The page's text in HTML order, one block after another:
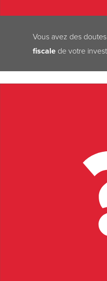
Vous avez des
fiscale de votre